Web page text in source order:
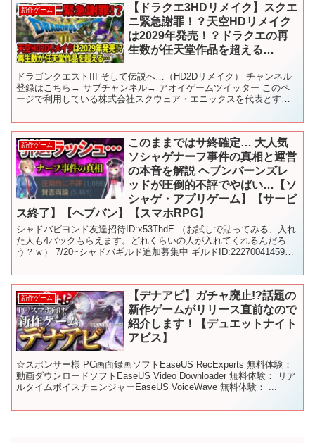
新作ゲーム
【ドラクエ3HDリメイク】スクエ
ニ緊急謝罪！？天空HDリメイク
は2029年発売！？ドラクエの再
生数が任天堂作品を超える…
ドラゴンクエストIII そして伝説へ…（HD2Dリメイク） チャンネル
登録はこちら→ サブチャンネル→ アオイゲームツイッター このペ
ージで利用している株式会社スクウェア・エニックスを代表とする
新作ゲーム
このままではサ終確定… 大人気
ソシャゲナーフ事件の真相と運営
の本音を解説 ヘブンバーンズレ
ッドが圧倒的不評でやばい…【ソ
シャゲ・アプリゲーム】【サービ
ス終了】【ヘブバン】【スマホRPG】
シャドバビヨンド友達招待ID:x53ThdE （お試しで貼ってみる、入れ
た人も4パックもらえます。どれくらいの人が入れてくれるんだろ
う？ｗ） 7/20~シャドバギルド追加募集中 ギルドID:222700414592
新作ゲーム
【デナアビ】ガチャ廃止!?話題の
新作ゲームがリリース直前なので
紹介します！【デュエットナイト
アビス】
☆スポンサー様 PC画面録画ソフトEaseUS RecExperts 無料体験：
動画ダウンロードソフトEaseUS Video Downloader 無料体験： リア
ルタイムボイスチェンジャーEaseUS VoiceWave 無料体験： ...